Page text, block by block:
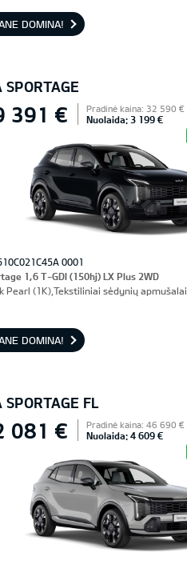
DOMINA!
SPORTAGE
391 € Pradinė kaina: 32 590 €
Nuolaida: 3 199 €
0001
1,6 T-GDI (150hj) LX Plus 2WD
Pearl (1K),Tekstiliniai sėdynių apmušalai
DOMINA!
SPORTAGE FL
081 € Pradinė kaina: 46 690 €
Nuolaida: 4 609 €